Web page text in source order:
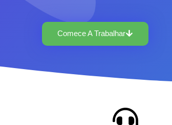
Comece A Trabalhar